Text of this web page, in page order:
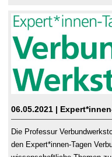
06.05.2021 |
Die Professur
den Expert*innen-Tagen